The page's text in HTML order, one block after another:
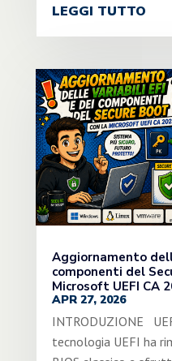
LEGGI TUTTO
Aggiornamento
componenti del
Microsoft UEFI CA
APR 27, 2026
INTRODUZIONE
tecnologia UEFI ha